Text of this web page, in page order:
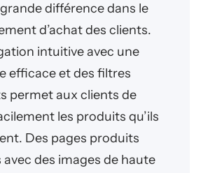
différence dans le
d’achat des clients.
intuitive avec une
efficace et des filtres
permet aux clients de
les produits qu’ils
Des pages produits
avec des images de haute